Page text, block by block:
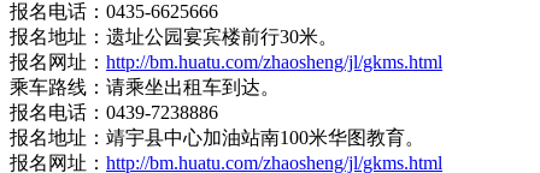
报名电话：0435-6625666
报名地址：遗址公园宴宾楼前行30米。
报名网址： http://bm.huatu.com/zhaosheng/jl/gkms.html
乘车路线：请乘坐出租车到达。
报名电话：0439-7238886
报名地址：靖宇县中心加油站南100米华图教育。
报名网址： http://bm.huatu.com/zhaosheng/jl/gkms.html